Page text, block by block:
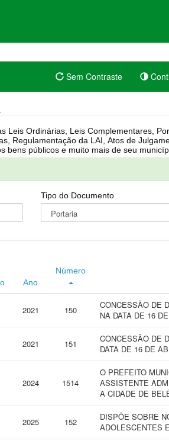
Sem Contraste
PPA, LDO, LOA, RREO, Resoluções, RGF, Lei Orgânica, Regimento Interno, Pauta
Câmara, Controle dos bens públicos e muito mais de seu
Tipo do Documento
Ano
Número
2021 150
CONCESSÃO DE
NA DATA DE 16
2021 151
CONCESSÃO DE
DATA DE 16 DE
2024 1514
O PREFEITO
ASSISTENTE
A CIDADE DE
2025 152
DISPÕE SOBRE
ADOLESCENTES